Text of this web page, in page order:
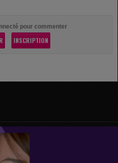
pour commenter
INSCRIPTION